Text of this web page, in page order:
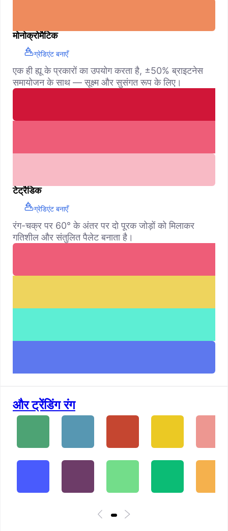
मोनोक्रोमैटिक
ग्रेडिएंट बनाएँ
एक ही ह्यू के प्रकारों का उपयोग करता है, ±50% ब्राइटनेस
समायोजन के साथ — सूक्ष्म और सुसंगत रूप के लिए।
टेट्रैडिक
ग्रेडिएंट बनाएँ
रंग-चक्र पर 60° के अंतर पर दो पूरक जोड़ों को मिलाकर
गतिशील और संतुलित पैलेट बनाता है।
और ट्रेंडिंग रंग